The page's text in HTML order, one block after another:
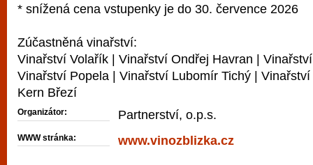
* snížená cena vstupenky je do 30. července 2026
Zúčastněná vinařství:
Vinařství Volařík | Vinařství Ondřej Havran |
Vinařství Popela | Vinařství Lubomír Tichý |
Kern Březí
Organizátor: Partnerství, o.p.s.
WWW stránka: www.vinozblizka.cz